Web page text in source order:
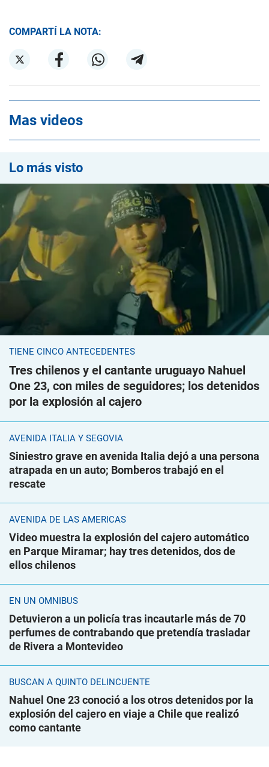
COMPARTÍ LA NOTA:
Mas videos
Lo más visto
TIENE CINCO ANTECEDENTES
Tres chilenos y el cantante uruguayo Nahuel
One 23, con miles de seguidores; los detenidos
por la explosión al cajero
AVENIDA ITALIA Y SEGOVIA
Siniestro grave en avenida Italia dejó a una persona
atrapada en un auto; Bomberos trabajó en el
rescate
AVENIDA DE LAS AMÉRICAS
Video muestra la explosión del cajero automático
en Parque Miramar; hay tres detenidos, dos de
ellos chilenos
EN UN ÓMNIBUS
Detuvieron a un policía tras incautarle más de 70
perfumes de contrabando que pretendía trasladar
de Rivera a Montevideo
BUSCAN A QUINTO DELINCUENTE
Nahuel One 23 conoció a los otros detenidos por la
explosión del cajero en viaje a Chile que realizó
como cantante